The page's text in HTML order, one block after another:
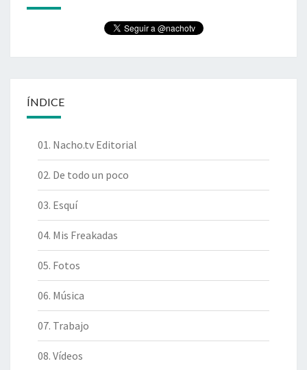
ÍNDICE
01. Nacho.tv Editorial
02. De todo un poco
03. Esquí
04. Mis Freakadas
05. Fotos
06. Música
07. Trabajo
08. Vídeos